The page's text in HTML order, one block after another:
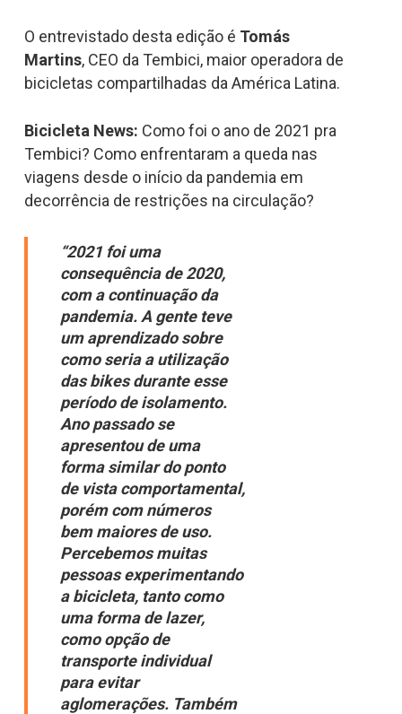
O entrevistado desta edição é Tomás
Martins, CEO da Tembici, maior operadora de
bicicletas compartilhadas da América Latina.
Bicicleta News: Como foi o ano de 2021 pra
Tembici? Como enfrentaram a queda nas
viagens desde o início da pandemia em
decorrência de restrições na circulação?
“2021 foi uma
consequência de 2020,
com a continuação da
pandemia. A gente teve
um aprendizado sobre
como seria a utilização
das bikes durante esse
período de isolamento.
Ano passado se
apresentou de uma
forma similar do ponto
de vista comportamental,
porém com números
bem maiores de uso.
Percebemos muitas
pessoas experimentando
a bicicleta, tanto como
uma forma de lazer,
como opção de
transporte individual
para evitar
aglomerações. Também